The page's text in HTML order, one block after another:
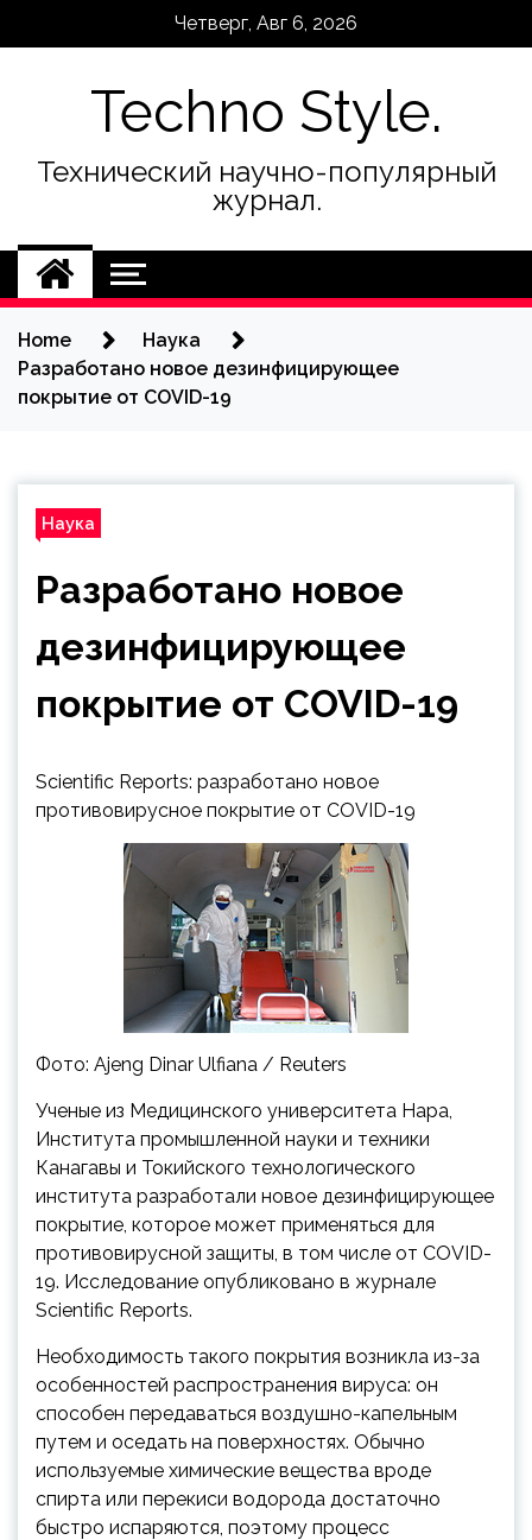
Четверг, Авг 6, 2026
Techno Style.
Технический научно-популярный
журнал.
Home
Наука
Разработано новое дезинфицирующее
покрытие от COVID-19
Наука
Разработано новое
дезинфицирующее
покрытие от COVID-19
Scientific Reports: разработано новое
противовирусное покрытие от COVID-19
Фото: Ajeng Dinar Ulfiana / Reuters
Ученые из Медицинского университета Нара,
Института промышленной науки и техники
Канагавы и Токийского технологического
института разработали новое дезинфицирующее
покрытие, которое может применяться для
противовирусной защиты, в том числе от COVID-
19. Исследование опубликовано в журнале
Scientific Reports.
Необходимость такого покрытия возникла из-за
особенностей распространения вируса: он
способен передаваться воздушно-капельным
путем и оседать на поверхностях. Обычно
используемые химические вещества вроде
спирта или перекиси водорода достаточно
быстро испаряются, поэтому процесс